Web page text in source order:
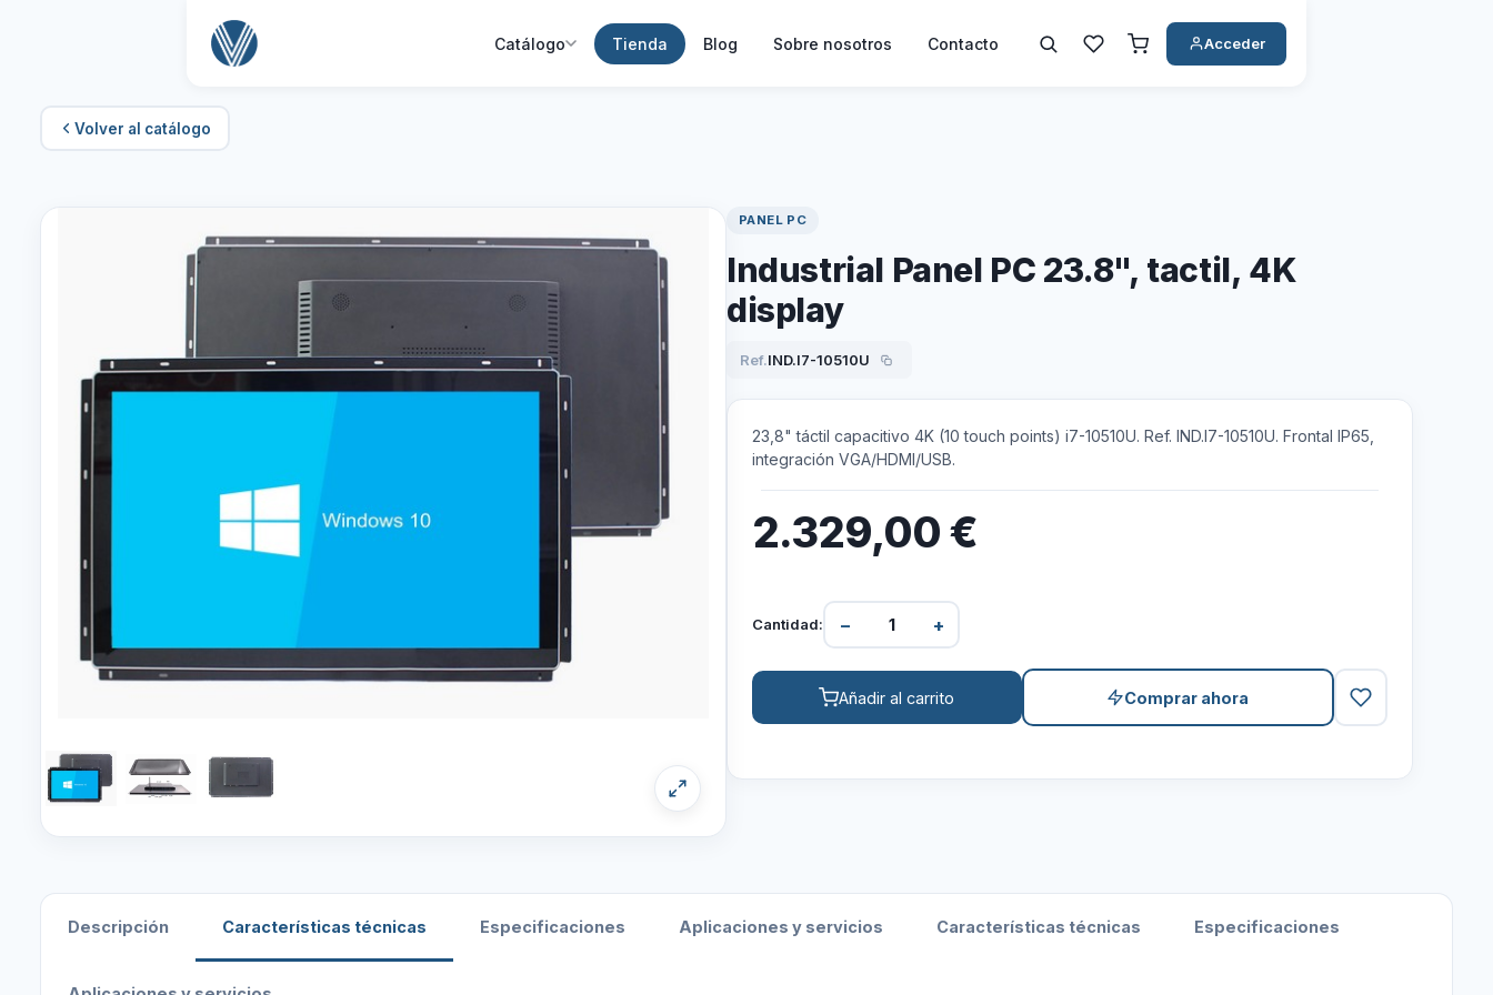
Catálogo Tienda Blog Sobre nosotros Contacto Acceder
Volver al catálogo
PANEL PC
Industrial Panel PC 23.8", tactil, 4K
display
Ref.IND.I7-10510U
23,8" táctil capacitivo 4K (10 touch points) i7-10510U. Ref. IND.I7-10510U. Frontal IP65,
integración VGA/HDMI/USB.
2.329,00€
Cantidad: − +
Añadir al carrito Comprar ahora
Descripción Características técnicas Especificaciones Aplicaciones y servicios Características técnicas Especificaciones